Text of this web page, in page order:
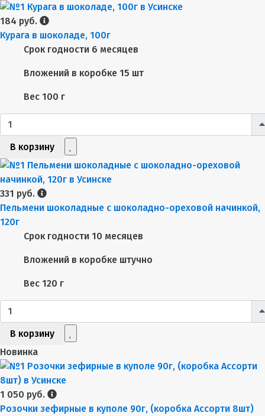
184 руб.
Курага в шоколаде, 100г
Срок годности 6 месяцев
Вложений в коробке 15 шт
Вес 100 г
В корзину
331 руб.
Пельмени шоколадные с шоколадно-ореховой начинкой,
120г
Срок годности 10 месяцев
Вложений в коробке штучно
Вес 120 г
В корзину
Новинка
1 050 руб.
Розочки зефирные в куполе 90г, (коробка Ассорти 8шт)